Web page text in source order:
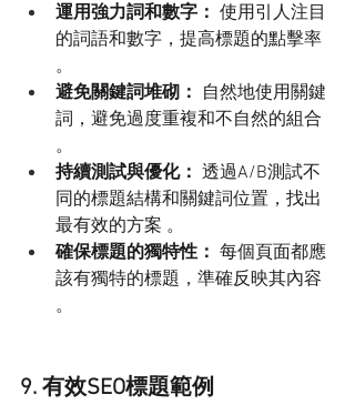
運用強力詞和數字： 使用引人注目
的詞語和數字，提高標題的點擊率
。
避免關鍵詞堆砌： 自然地使用關鍵
詞，避免過度重複和不自然的組合
。
持續測試與優化： 透過A/B測試不
同的標題結構和關鍵詞位置，找出
最有效的方案 。
確保標題的獨特性： 每個頁面都應
該有獨特的標題，準確反映其內容
。
9. 有效SEO標題範例